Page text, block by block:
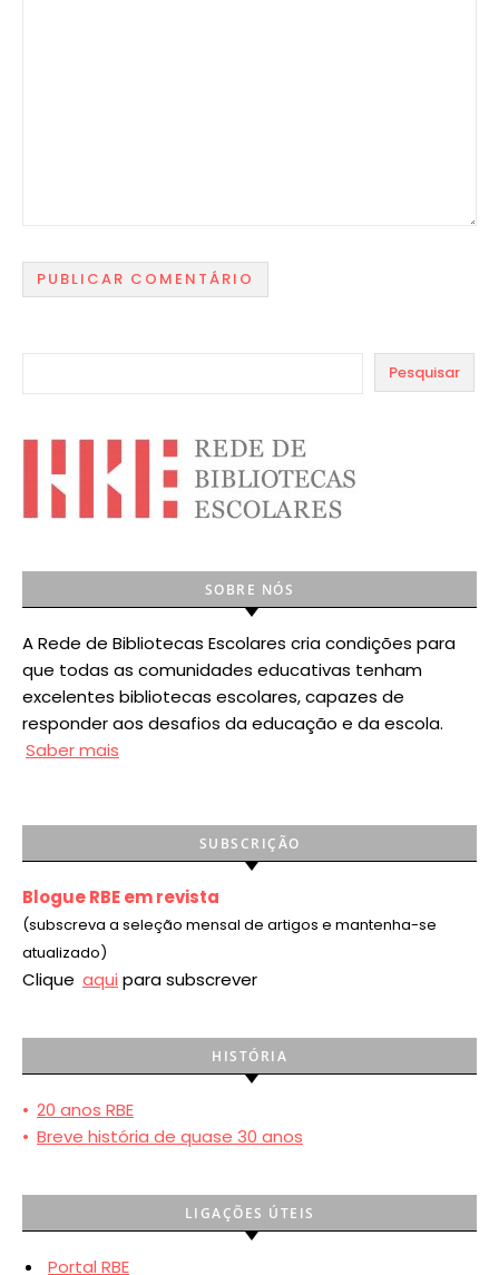
Pesquisar
SOBRE NÓS
A Rede de Bibliotecas Escolares cria condições para
que todas as comunidades educativas tenham
excelentes bibliotecas escolares, capazes de
responder aos desafios da educação e da escola.
Saber mais
SUBSCRIÇÃO
Blogue RBE em revista
(subscreva a seleção mensal de artigos e mantenha-se
atualizado)
Clique aqui para subscrever
HISTÓRIA
• 20 anos RBE
• Breve história de quase 30 anos
LIGAÇÕES ÚTEIS
Portal RBE